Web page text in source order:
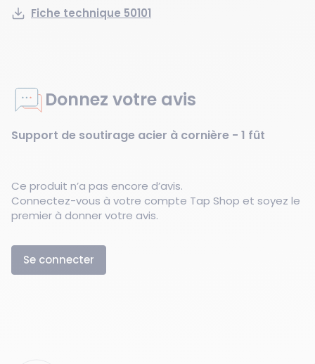
Fiche technique 50101
Donnez votre avis
Support de soutirage acier à cornière - 1 fût
Ce produit n’a pas encore d’avis.
Connectez-vous à votre compte Tap Shop et soyez le
premier à donner votre avis.
Se connecter